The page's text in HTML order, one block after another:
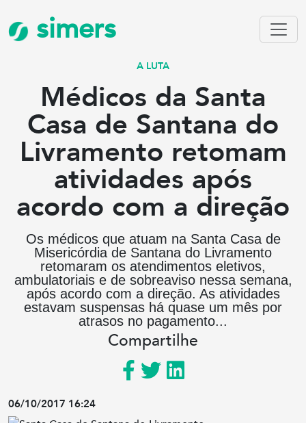
simers
A LUTA
Médicos da Santa
Casa de Santana do
Livramento retomam
atividades após
acordo com a direção
Os médicos que atuam na Santa Casa de
Misericórdia de Santana do Livramento
retomaram os atendimentos eletivos,
ambulatoriais e de sobreaviso nessa semana,
após acordo com a direção. As atividades
estavam suspensas há quase um mês por
atrasos no pagamento...
Compartilhe
06/10/2017 16:24